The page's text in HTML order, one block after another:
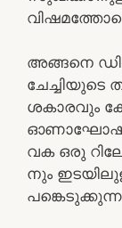
അങ്ങനെ
ശകാരവും
ഓണാഘോഷ
വക ഒരു
നും